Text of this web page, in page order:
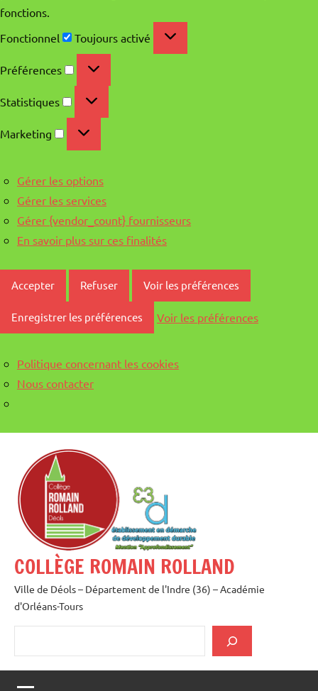
fonctions.
Fonctionnel
Fonctionnel
Toujours activé
Préférences Préférences
Statistiques Statistiques
Marketing Marketing
Gérer les options
Gérer les services
Gérer {vendor_count} fournisseurs
En savoir plus sur ces finalités
Accepter Refuser Voir les préférences
Enregistrer les préférences Voir les préférences
Politique concernant les cookies
Nous contacter
contenu
COLLÈGE ROMAIN ROLLAND
Ville de Déols – Département de l'Indre (36) – Académie
d'Orléans-Tours